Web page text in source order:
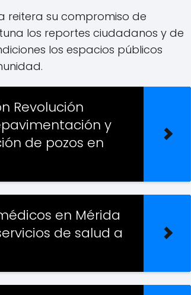
reitera su compromiso de
los reportes ciudadanos y de
los espacios públicos
Revolución
y
de pozos en
en Mérida
de salud a